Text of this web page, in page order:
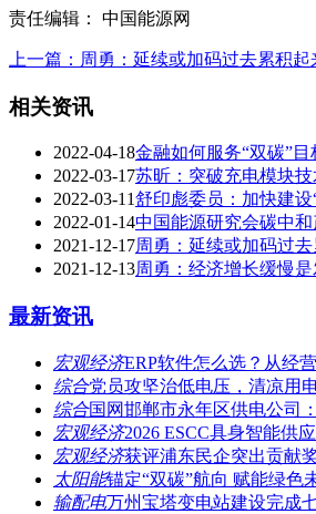
责任编辑： 中国能源网
上一篇：周勇：延续或加码过去累积
相关资讯
2022-04-18金融如何服务“双碳”目
2022-03-17苏昕：突破充电模块
2022-03-11舒印彪委员：加快建
2022-01-14中国能源研究会碳中
2021-12-17周勇：延续或加码过
2021-12-13周勇：经济增长缓慢
最新资讯
宏观经济ERP软件怎么选？从经
综合党员攻坚治低电压，清凉用
综合国网邯郸市永年区供电公司
宏观经济2026 ESCC具身智能供
宏观经济获评浦东民企突出贡献
太阳能锚定“双碳”航向 赋能绿色
输配电万州宝塔变电站建设完成